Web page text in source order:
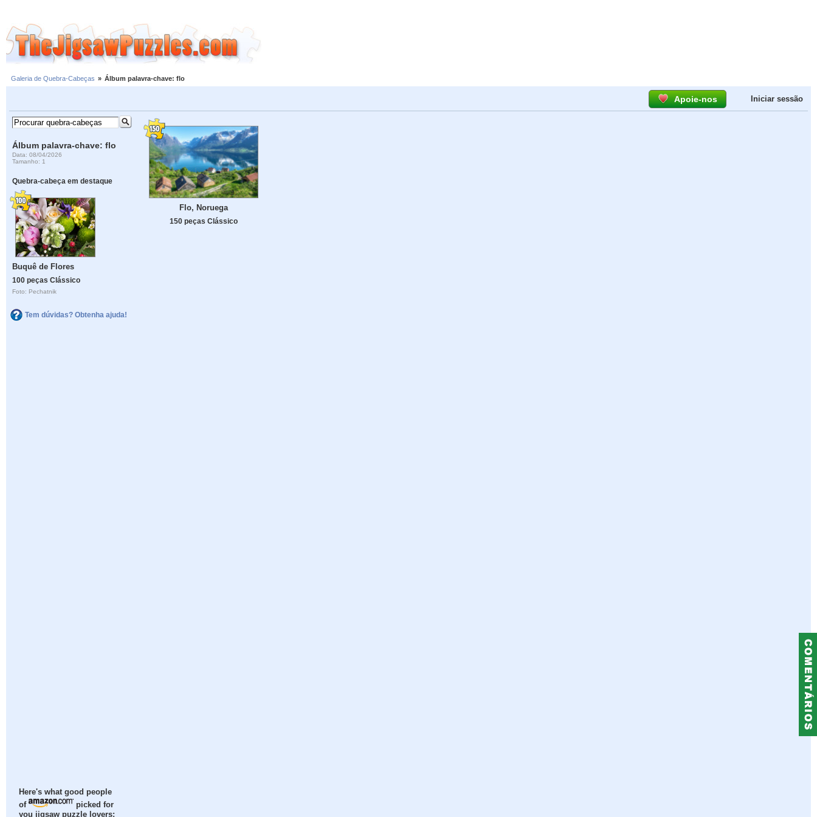
Galeria de Quebra-Cabeças » Álbum palavra-chave: flo
Apoie-nos Iniciar sessão
Álbum palavra-chave: flo
Data: 08/04/2026
Tamanho: 1
Quebra-cabeça em destaque
Buquê de Flores
100 peças Clássico
Foto: Pechatnik
Tem dúvidas? Obtenha ajuda!
Here's what good people
of
picked for
you jigsaw puzzle lovers:
Flo, Noruega
150 peças Clássico